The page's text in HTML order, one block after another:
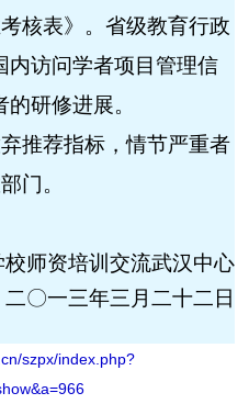
核表》。省级教育行政
内访问学者项目管理信
研修进展。
推荐指标，情节严重者
门。
师资培训交流武汉中心
二〇一三年三月二十二日
szpx/index.php?